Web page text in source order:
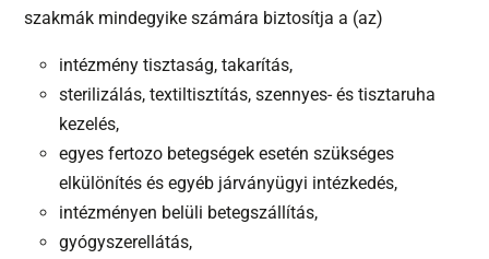
szakmák mindegyike számára biztosítja a (az)
intézmény tisztaság, takarítás,
sterilizálás, textiltisztítás, szennyes- és tisztaruha
kezelés,
egyes fertozo betegségek esetén szükséges
elkülönítés és egyéb járványügyi intézkedés,
intézményen belüli betegszállítás,
gyógyszerellátás,